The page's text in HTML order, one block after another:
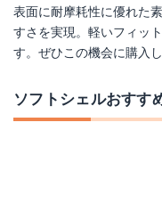
表面に耐摩耗性に優れた
すさを実現。軽いフィッ
す。ぜひこの機会に購入
ソフトシェルおすす